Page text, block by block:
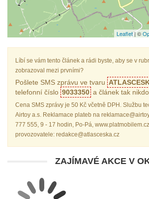
Leaflet| ©
Líbí se vám tento článek a rádi byste, aby se v
zobrazoval mezi prvními?
Pošlete SMS zprávu ve tvaru
telefonní číslo 9033350 a článek tak
Cena SMS zprávy je 50 Kč včetně DPH. Službu
Airtoy a.s. Reklamace plateb na
777 555, 9 - 17 hodin, Po-Pá,
provozovatele: redakce@atlasceska.cz
ZAJÍMAVÉ AKCE V